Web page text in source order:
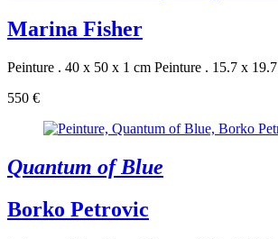
Marina Fisher
Peinture . 40 x 50 x 1 cm Peinture . 15.7 x
550 €
Quantum of Blue
Borko Petrovic